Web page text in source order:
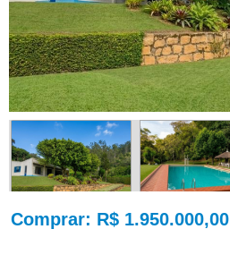
Comprar: R$ 1.950.000,00